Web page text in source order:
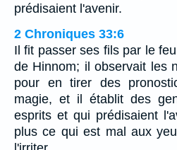
prédisaient l'avenir.
2 Chroniques 33:6
Il fit passer ses fils par le
de Hinnom; il observait les
pour en tirer des
magie, et il établit des
esprits et qui prédisaient
plus ce qui est mal aux